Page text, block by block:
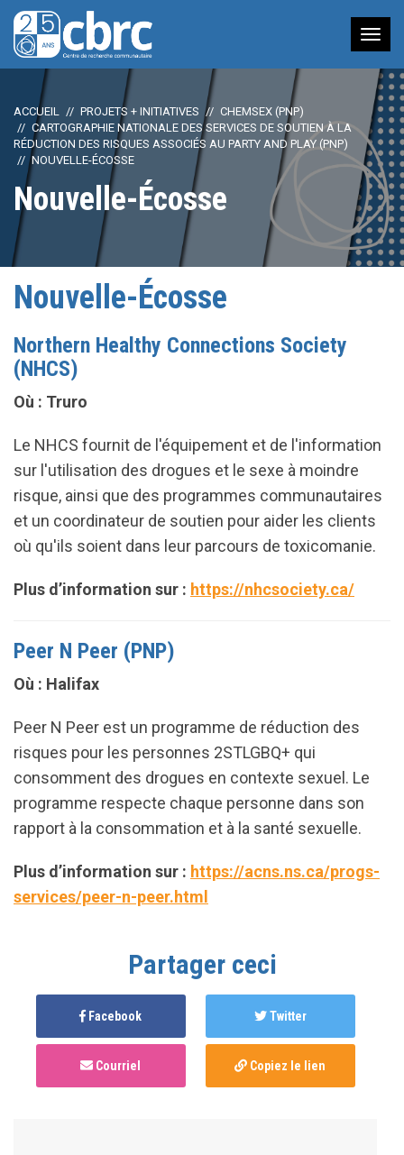
à
ACCUEIL PROJETS + INITIATIVES
CHEMSEX (PNP)
CARTOGRAPHIE NATIONALE DES SERVICES DE SOUTIEN À LA
RÉDUCTION DES RISQUES ASSOCIÉS AU PARTY AND PLAY (PNP)
NOUVELLE-ÉCOSSE
Nouvelle-Écosse
Nouvelle-Écosse
Northern Healthy Connections Society
(NHCS)
Où : Truro
Le NHCS fournit de l'équipement et de l'information
sur l'utilisation des drogues et le sexe à moindre
risque, ainsi que des programmes communautaires
et un coordinateur de soutien pour aider les clients
où qu'ils soient dans leur parcours de toxicomanie.
Plus d’information sur : https://nhcsociety.ca/
Peer N Peer (PNP)
Où : Halifax
Peer N Peer est un programme de réduction des
risques pour les personnes 2STLGBQ+ qui
consomment des drogues en contexte sexuel. Le
programme respecte chaque personne dans son
rapport à la consommation et à la santé sexuelle.
Plus d’information sur : https://acns.ns.ca/progs-
services/peer-n-peer.html
Partager ceci
Facebook Twitter
Courriel Copiez le lien